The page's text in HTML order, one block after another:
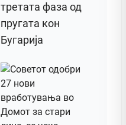
третата фаза од
пругата кон
Бугарија